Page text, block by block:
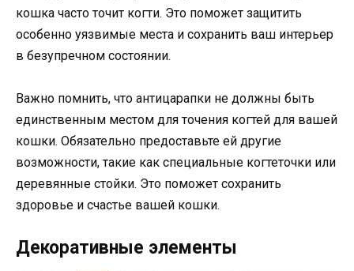
кошка часто точит когти. Это поможет защитить
особенно уязвимые места и сохранить ваш интерьер
в безупречном состоянии.
Важно помнить, что антицарапки не должны быть
единственным местом для точения когтей для вашей
кошки. Обязательно предоставьте ей другие
возможности, такие как специальные когтеточки или
деревянные стойки. Это поможет сохранить
здоровье и счастье вашей кошки.
Декоративные элементы